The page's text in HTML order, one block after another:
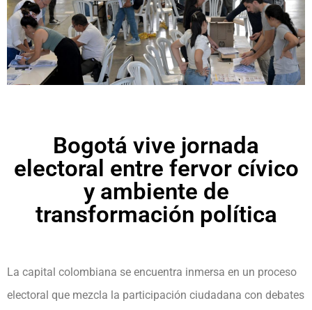
Bogotá vive jornada
electoral entre fervor cívico
y ambiente de
transformación política
La capital colombiana se encuentra inmersa en un proceso
electoral que mezcla la participación ciudadana con debates